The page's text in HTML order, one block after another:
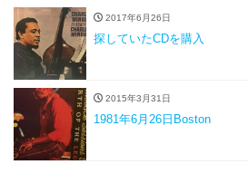
2017年6月26日
探していたCDを購入
2015年3月31日
1981年6月26日Boston